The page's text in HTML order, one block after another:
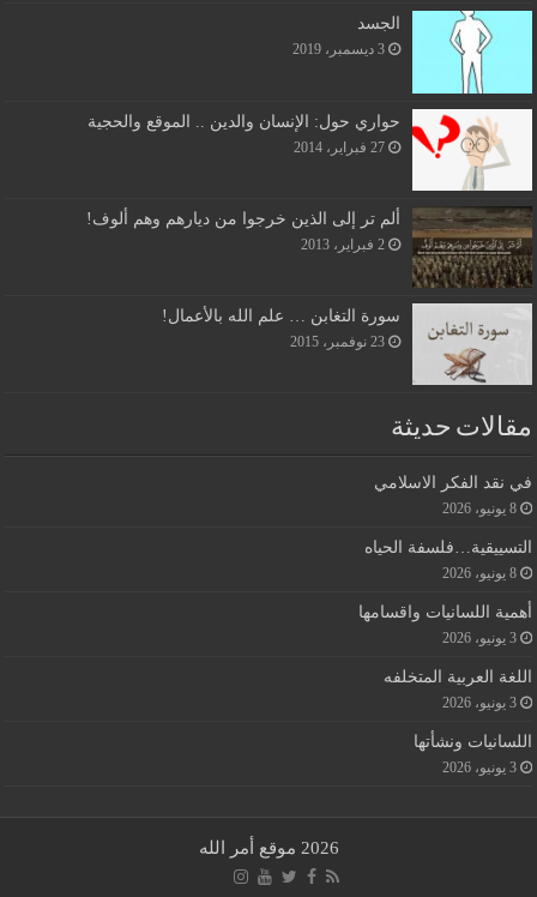
الجسد
3 ديسمبر، 2019
حواري حول: الإنسان والدين .. الموقع والحجية
27 فبراير، 2014
ألم تر إلى الذين خرجوا من ديارهم وهم ألوف!
2 فبراير، 2013
سورة التغابن … علم الله بالأعمال!
23 نوفمبر، 2015
مقالات حديثة
في نقد الفكر الاسلامي
8 يونيو، 2026
التسييقية…فلسفة الحياه
8 يونيو، 2026
أهمية اللسانيات واقسامها
3 يونيو، 2026
اللغة العربية المتخلفه
3 يونيو، 2026
اللسانيات ونشأتها
3 يونيو، 2026
2026 موقع أمر الله